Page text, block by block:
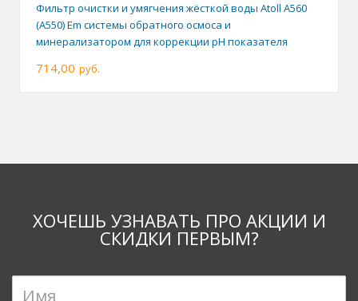
Фильтр очистки и умягчения жёсткой воды Atoll А560
(A550) Еm системы обратного осмоса и
минерализатором для коррекции pH показателя
714,00 руб.
ХОЧЕШЬ УЗНАВАТЬ ПРО АКЦИИ И
СКИДКИ ПЕРВЫМ?